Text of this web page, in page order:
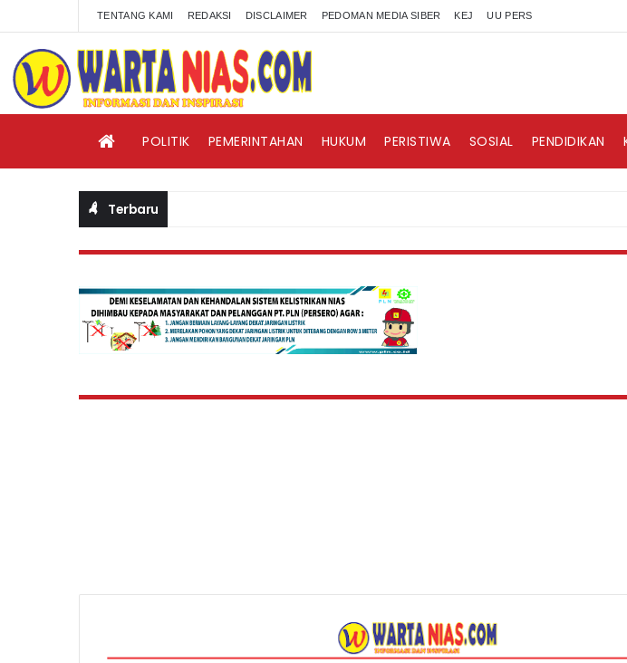
TENTANG KAMI REDAKSI DISCLAIMER PEDOMAN MEDIA SIBER KEJ UU PERS
POLITIK PEMERINTAHAN HUKUM PERISTIWA SOSIAL PENDIDIKAN
Terbaru